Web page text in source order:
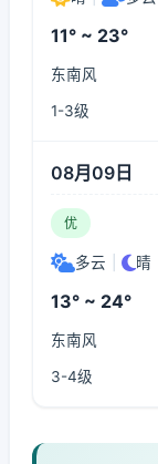
11° ~ 23°
东南风
1-3级
08月09日
优
多云 晴
13° ~ 24°
东南风
3-4级